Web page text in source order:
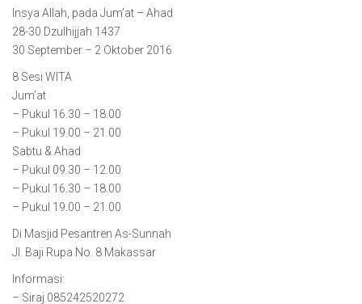
Insya Allah, pada Jum’at – Ahad
28-30 Dzulhijjah 1437
30 September – 2 Oktober 2016
8 Sesi WITA
Jum’at
– Pukul 16.30 – 18.00
– Pukul 19.00 – 21.00
Sabtu & Ahad
– Pukul 09.30 – 12.00
– Pukul 16.30 – 18.00
– Pukul 19.00 – 21.00
Di Masjid Pesantren As-Sunnah
Jl. Baji Rupa No. 8 Makassar
Informasi:
– Siraj 085242520272